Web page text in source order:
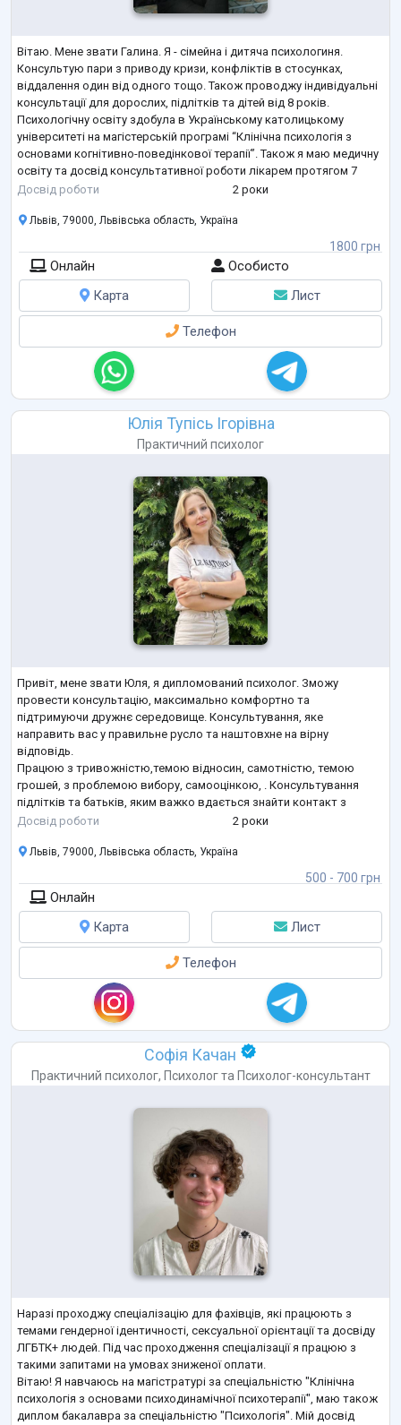
Вітаю. Мене звати Галина. Я - сімейна і дитяча психологиня.
Консультую пари з приводу кризи, конфліктів в стосунках,
віддалення один від одного тощо. Також проводжу індивідуальні
консультації для дорослих, підлітків та дітей від 8 років.
Психологічну освіту здобула в Українському католицькому
університеті на магістерській програмі “Клінічна психологія з
основами когнітивно-поведінкової терапії”. Також я маю медичну
освіту та досвід консультативної роботи лікарем протягом 7
років. З травня 2023 по травень 2024 надавала психологічну
Досвід роботи 2 роки
1800 грн
Львів, 79000, Львівська область, Україна
Онлайн
Особисто
Карта
Лист
Телефон
Юлія Тупісь Ігорівна
Практичний психолог
Привіт, мене звати Юля, я дипломований психолог. Зможу
провести консультацію, максимально комфортно та
підтримуючи дружнє середовище. Консультування, яке
направить вас у правильне русло та наштовхне на вірну
відповідь.
Працюю з тривожністю,темою відносин, самотністю, темою
грошей, з проблемою вибору, самооцінкою, . Консультування
підлітків та батьків, яким важко вдається знайти контакт з
дитиною. У своїй практиці використовую метафоричні
Досвід роботи 2 роки
500 - 700 грн
Львів, 79000, Львівська область, Україна
Онлайн
Карта
Лист
Телефон
Софія Качан
Практичний психолог, Психологта Психолог-консультант
Наразі проходжу спеціалізацію для фахівців, які працюють з
темами гендерної ідентичності, сексуальної орієнтації та досвіду
ЛГБТК+ людей. Під час проходження спеціалізації я працюю з
такими запитами на умовах зниженої оплати.
Вітаю! Я навчаюсь на магістратурі за спеціальністю "Клінічна
психологія з основами психодинамічної психотерапії", маю також
диплом бакалавра за спеціальністю "Психологія". Мій досвід